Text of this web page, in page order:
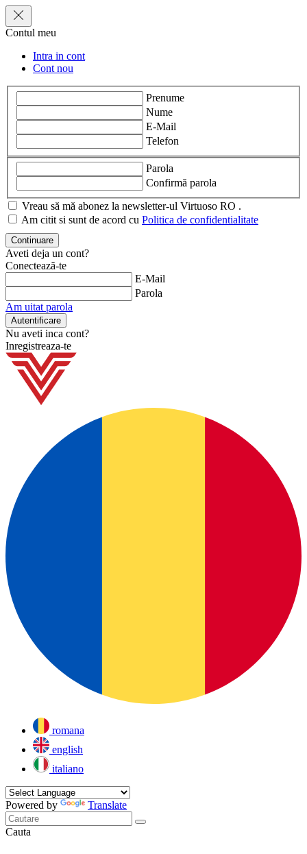
Contul meu
Intra in cont
Cont nou
Prenume
Nume
E-Mail
Telefon
Parola
Confirmă parola
Vreau să mă abonez la newsletter-ul Virtuoso RO .
Am citit si sunt de acord cu Politica de confidentialitate
Aveti deja un cont?
Conectează-te
E-Mail
Parola
Am uitat parola
Nu aveti inca cont?
Inregistreaza-te
romana
english
italiano
Powered by Translate
Cauta